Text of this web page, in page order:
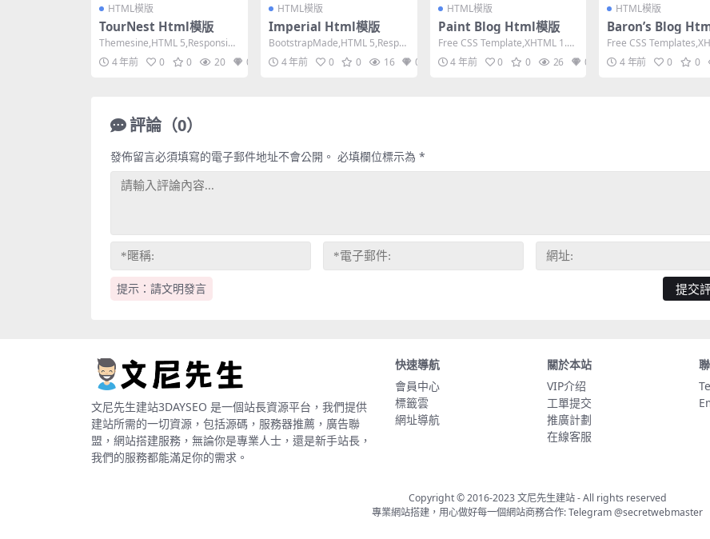
HTML模版
TourNest Html模版
Themesine,HTML 5,Responsiv
e, 3 Columns,M...
4 年前 0 0 20 0
HTML模版
Imperial Html模版
BootstrapMade,HTML 5,Respo
nsive, 4 Colum...
4 年前 0 0 16 0
HTML模版
Paint Blog Html模版
Free CSS Template,XHTML 1.0
Transitional...
4 年前 0 0 26 0
HTML模版
Baron’s Blog
Free CSS
Strict,Fixe...
4 年前 0 0
評論（0）
提示：請文明發言
發佈留言必須填寫的電子郵件地址不會公開。 必填欄位標示為 *
文尼先生建站3DAYSEO 是一個站長資源平台，我們提供
建站所需的一切資源，包括源碼，服務器推薦，廣告聯
盟，網站搭建服務，無論你是專業人士，還是新手站長，
我們的服務都能滿足你的需求。
快速導航
會員中心
標籤雲
網址導航
關於本站
VIP介绍
工單提交
推廣計劃
在線客服
Copyright © 2016-2023文尼先生建站- All rights reserved
專業網站搭建，用心做好每一個網站商務合作: Telegram@secretwebmaster